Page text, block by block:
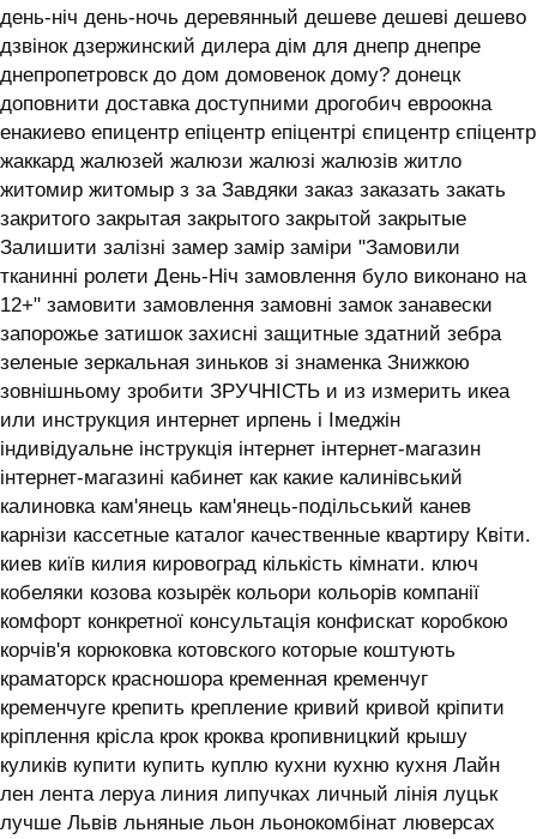
день-ніч день-ночь деревянный дешеве дешеві дешево
дзвінок дзержинский дилера дім для днепр днепре
днепропетровск до дом домовенок дому? донецк
доповнити доставка доступними дрогобич евроокна
енакиево епицентр епіцентр епіцентрі єпицентр єпіцентр
жаккард жалюзей жалюзи жалюзі жалюзів житло
житомир житомыр з за Завдяки заказ заказать закать
закритого закрытая закрытого закрытой закрытые
Залишити залізні замер замір заміри "Замовили
тканинні ролети День-Ніч замовлення було виконано на
12+" замовити замовлення замовні замок занавески
запорожье затишок захисні защитные здатний зебра
зеленые зеркальная зиньков зі знаменка Знижкою
зовнішньому зробити ЗРУЧНІСТЬ и из измерить икеа
или инструкция интернет ирпень і ‎Імеджін
індивідуальне інструкція інтернет інтернет-магазин
інтернет-магазині кабинет как какие калинівський
калиновка кам'янець кам'янець-подільський канев
карнізи кассетные каталог качественные квартиру Квіти.
киев київ килия кировоград кількість кімнати. ключ
кобеляки козова козырёк кольори кольорів компанії
комфорт конкретної консультація конфискат коробкою
корчів'я корюковка котовского которые коштують
краматорск красношора кременная кременчуг
кременчуге крепить крепление кривий кривой кріпити
кріплення крісла крок кроква кропивницкий крышу
куликів купити купить куплю кухни кухню кухня ‎Лайн
лен лента леруа линия липучках личный лінія луцьк
лучше Львів льняные льон льонокомбінат люверсах